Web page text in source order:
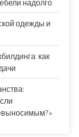
надолго
одежды и
как